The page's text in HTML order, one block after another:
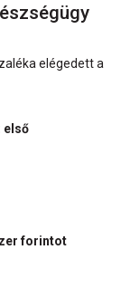
elégedett a
első
forintot